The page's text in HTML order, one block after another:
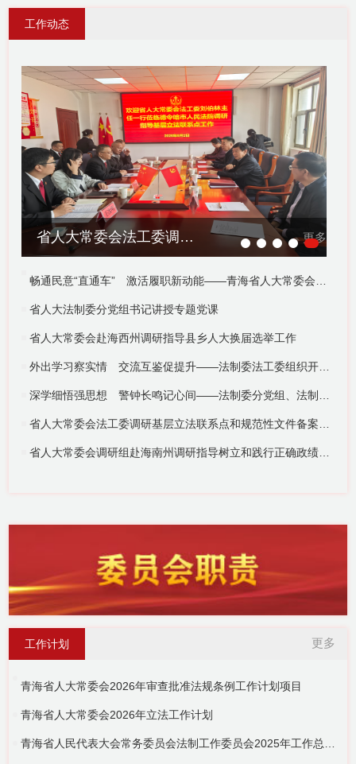
工作动态
省人大常委会法工委调研基层立法联系点和规范性文...
畅通民意“直通车” 激活履职新动能——青海省人大常委会举办基层立法联系点工作人员培训班
省人大法制委分党组书记讲授专题党课
省人大常委会赴海西州调研指导县乡人大换届选举工作
外出学习察实情 交流互鉴促提升——法制委法工委组织开展“你讲我听大家学”分享交流活动
深学细悟强思想 警钟长鸣记心间——法制委分党组、法制委法工委第一、第二党支部开展集体学习并进行集体廉政谈话
省人大常委会法工委调研基层立法联系点和规范性文件备案审查工作
省人大常委会调研组赴海南州调研指导树立和践行正确政绩观学习教育等三项重点工作
更多
工作计划
青海省人大常委会2026年审查批准法规条例工作计划项目
青海省人大常委会2026年立法工作计划
青海省人民代表大会常务委员会法制工作委员会2025年工作总结暨2026年工作要点
更多